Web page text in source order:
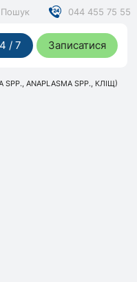
Пошук 044 455 75 55
/ 7 Записатися
ANAPLASMA SPP., КЛІЩ)